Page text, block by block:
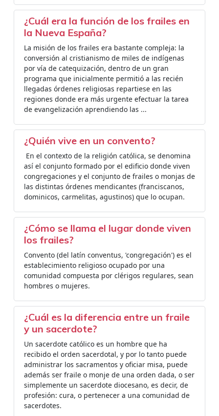
¿Cuál era la función de los frailes en
la Nueva España?
La misión de los frailes era bastante compleja: la
conversión al cristianismo de miles de indígenas
por vía de catequización, dentro de un gran
programa que inicialmente permitió a las recién
llegadas órdenes religiosas repartiese en las
regiones donde era más urgente efectuar la tarea
de evangelización aprendiendo las ...
¿Quién vive en un convento?
​​ En el contexto de la religión católica, se denomina
así el conjunto formado por el edificio donde viven
congregaciones y el conjunto de frailes o monjas de
las distintas órdenes mendicantes (franciscanos,
dominicos, carmelitas, agustinos) que lo ocupan.
¿Cómo se llama el lugar donde viven
los frailes?
Convento (del latín conventus, 'congregación') es el
establecimiento religioso ocupado por una
comunidad compuesta por clérigos regulares, sean
hombres o mujeres.
¿Cuál es la diferencia entre un fraile
y un sacerdote?
Un sacerdote católico es un hombre que ha
recibido el orden sacerdotal, y por lo tanto puede
administrar los sacramentos y oficiar misa, puede
además ser fraile o monje de una orden dada, o ser
simplemente un sacerdote diocesano, es decir, de
profesión: cura, o pertenecer a una comunidad de
sacerdotes.